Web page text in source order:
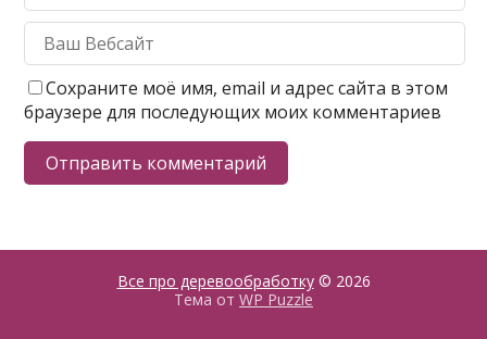
Сохраните моё имя, email и адрес сайта в этом
браузере для последующих моих комментариев
Все про деревообработку© 2026
Тема от WP Puzzle